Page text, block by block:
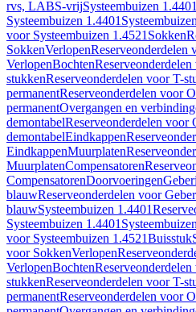
rvs, LABS-vrijSysteembuizen 1.4401
Systeembuizen 1.4401
voor Systeembuizen 1.4521 Sokken
SokkenVerlopenReserveonderdelen
VerlopenBochten
stukkenReserveonderdelen voor T-
permanentReserveonderdelen voor
permanentOvergangen en
demontabelReserveonderdelen voor
demontabelEindkappen
EindkappenMuurplaten
MuurplatenCompensatoren
CompensatorenDoorvoeringen
blauwReserveonderdelen voor
blauwSysteembuizen 1.4401
Systeembuizen 1.4401
voor Systeembuizen 1.4521Buisstuk
voor SokkenVerlopen
VerlopenBochten
stukkenReserveonderdelen voor T-
permanentReserveonderdelen voor